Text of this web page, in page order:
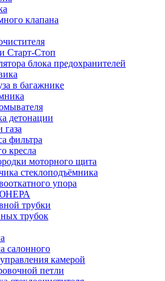
клапана
Старт-Стоп
блока предохранителей
в багажнике
детонации
фильтра
кресла
моторного щита
стеклоподъёмника
упора
трубки
трубок
салонного
камерой
петли